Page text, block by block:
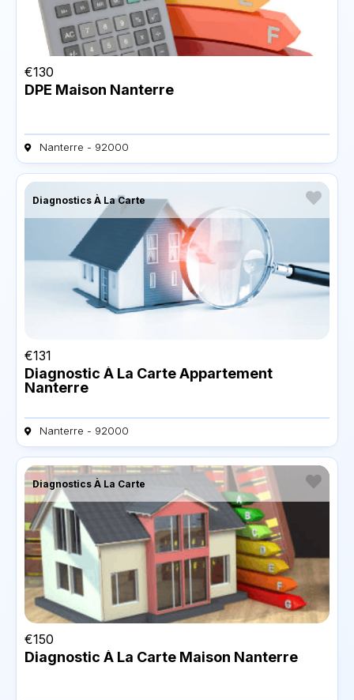
€130
DPE Maison Nanterre
Nanterre - 92000
Diagnostics À La Carte
€131
Diagnostic À La Carte Appartement
Nanterre
Nanterre - 92000
Diagnostics À La Carte
€150
Diagnostic À La Carte Maison Nanterre